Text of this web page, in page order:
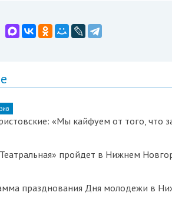
«Мы кайфуем от того, что
пройдет в Нижнем
празднования Дня молодежи в